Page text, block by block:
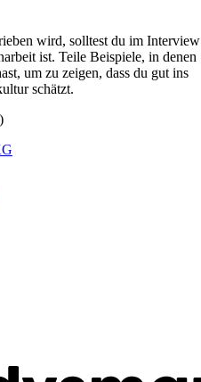
wird, solltest du im Interview
ist. Teile Beispiele, in denen
um zu zeigen, dass du gut ins
schätzt.